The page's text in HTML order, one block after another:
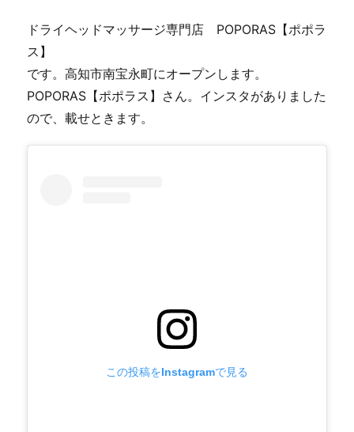
ドライヘッドマッサージ専門店 POPORAS【ポポラ
ス】
です。高知市南宝永町にオープンします。
POPORAS【ポポラス】さん。インスタがありました
ので、載せときます。
この投稿をInstagramで見る